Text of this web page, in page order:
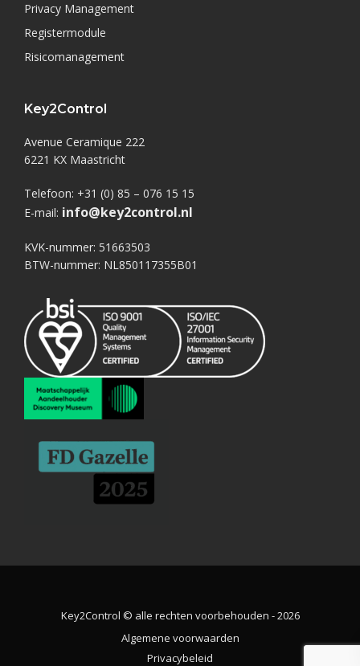
Privacy Management
Registermodule
Risicomanagement
Key2Control
Avenue Ceramique 222
6221 KX Maastricht
Telefoon: +31 (0) 85 – 076 15 15
E-mail: info@key2control.nl
KVK-nummer: 51663503
BTW-nummer: NL850117355B01
Key2Control © alle rechten voorbehouden - 2026
Algemene voorwaarden
Privacybeleid